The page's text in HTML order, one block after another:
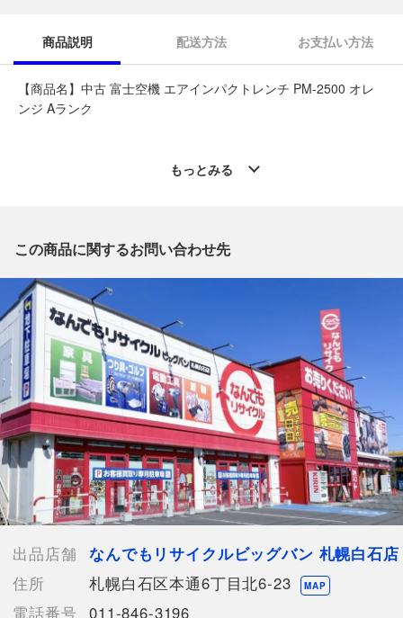
商品説明 配送方法 お支払い方法
【商品名】中古 富士空機 エアインパクトレンチ PM-2500 オレ
ンジ Aランク
※「なんでもリサイクルビッグバン 公式オンラインストアの出
電話番号：011-846-3196
【店舗内商品コード】1010105290397
【メーカー】富士空機
【型番】PM-2500
【カラー】オレンジ
【付属品】なし
【ランク】Aランク
少々の使用感はあるが状態の良い中古品
【使用予定配送業者】佐川急便 飛脚宅配便80サイズ
【こちらの商品は在庫連動システムを導入し、店頭や他ネットシ
ョップと併売を行なっておりますが、タイミングによりシステム
の反映が間に合わず欠品となってしまう場合がございます。
売切れの場合は、ご購入をキャンセルさせていただく場合がござ
います。】
もっとみる
この商品に関するお問い合わせ先
出品店舗
なんでもリサイクルビッグバン 札幌白石店
住所
札幌白石区本通6丁目北6-23 MAP
電話番号 011-846-3196